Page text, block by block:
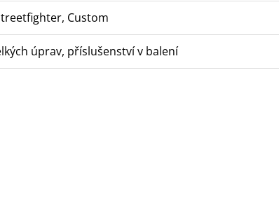
Custom
úprav, příslušenství v balení